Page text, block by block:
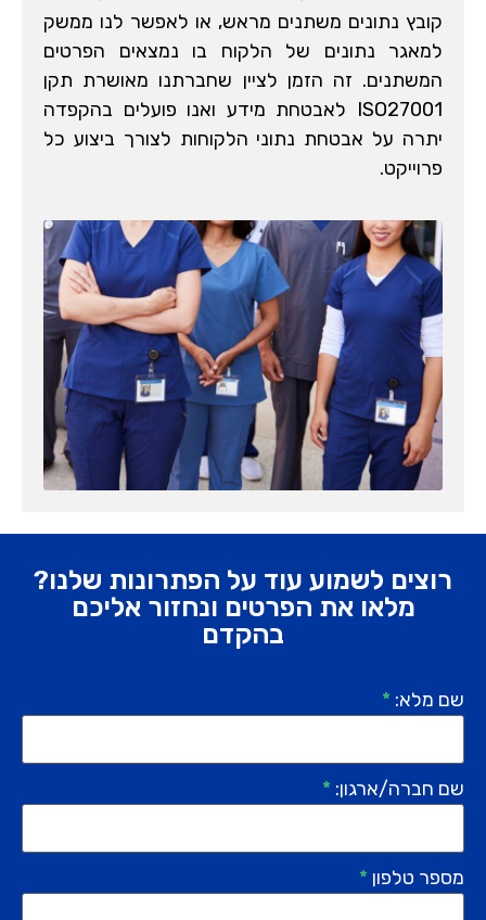
קובץ נתונים משתנים מראש, או לאפשר לנו ממשק
למאגר נתונים של הלקוח בו נמצאים הפרטים
המשתנים. זה הזמן לציין שחברתנו מאושרת תקן
ISO27001 לאבטחת מידע ואנו פועלים בהקפדה
יתרה על אבטחת נתוני הלקוחות לצורך ביצוע כל
פרוייקט.
רוצים לשמוע עוד על הפתרונות שלנו?
מלאו את הפרטים ונחזור אליכם
בהקדם
שם מלא: *
שם חברה/ארגון: *
מספר טלפון *